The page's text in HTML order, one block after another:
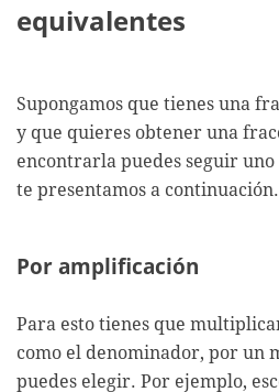
equivalentes
Supongamos que tienes una
y que quieres obtener una
encontrarla puedes seguir uno
te presentamos a continuación.
Por amplificación
Para esto tienes que
como el denominador, por un
puedes elegir. Por ejemplo,